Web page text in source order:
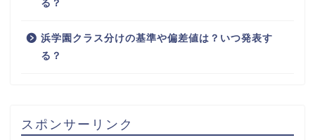
る？
浜学園クラス分けの基準や偏差値は？いつ発表す
る？
スポンサーリンク